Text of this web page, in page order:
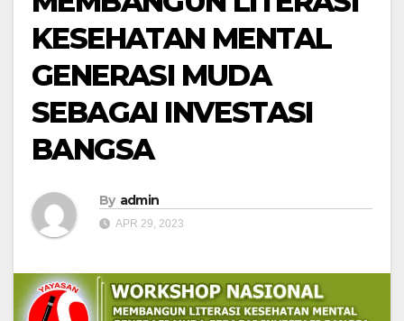
KESEHATAN MENTAL
GENERASI MUDA
SEBAGAI INVESTASI
BANGSA
By admin
APR 29, 2023